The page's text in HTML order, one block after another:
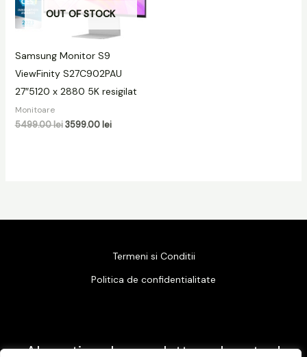
OUT OF STOCK
Samsung Monitor S9
ViewFinity S27C902PAU
27″5120 x 2880 5K resigilat
Monitoare
5499.00lei 3599.00 lei
Termeni si Conditii
Politica de confidentialitate
Abonati-va la newsletter-ul nostru !